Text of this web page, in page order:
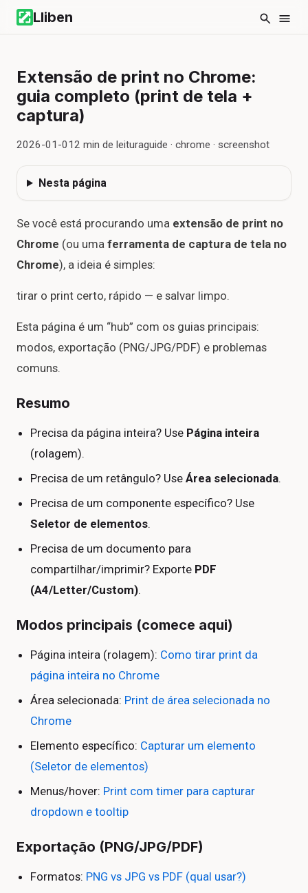
Lliben
Extensão de print no Chrome:
guia completo (print de tela +
captura)
2026-01-012 min de leituraguide · chrome · screenshot
Nesta página
Se você está procurando uma extensão de print no
Chrome (ou uma ferramenta de captura de tela no
Chrome), a ideia é simples:
tirar o print certo, rápido — e salvar limpo.
Esta página é um “hub” com os guias principais:
modos, exportação (PNG/JPG/PDF) e problemas
comuns.
Resumo
Precisa da página inteira? Use Página inteira
(rolagem).
Precisa de um retângulo? UseÁrea selecionada.
Precisa de um componente específico? Use
Seletor de elementos.
Precisa de um documento para
compartilhar/imprimir? Exporte PDF
(A4/Letter/Custom).
Modos principais (comece aqui)
Página inteira (rolagem): Como tirar print da
página inteira no Chrome
Área selecionada: Print de área selecionada no
Chrome
Elemento específico: Capturar um elemento
(Seletor de elementos)
Menus/hover: Print com timer para capturar
dropdown e tooltip
Exportação (PNG/JPG/PDF)
Formatos: PNG vs JPG vs PDF (qual usar?)